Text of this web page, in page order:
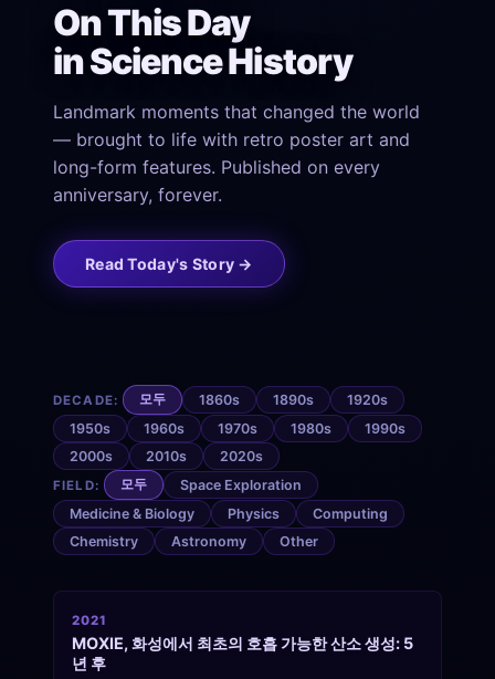
On This Day
in Science History
Landmark moments that changed the world
— brought to life with retro poster art and
long-form features. Published on every
anniversary, forever.
Read Today's Story →
DECADE: 모두 1860s 1890s
1920s
1950s
1960s 1970s 1980s
1990s
2000s
2010s 2020s
FIELD: 모두
Space Exploration
Medicine & Biology
Physics
Computing
Chemistry
Astronomy Other
2021
MOXIE, 화성에서 최초의 호흡 가능한 산소 생성: 5
년 후